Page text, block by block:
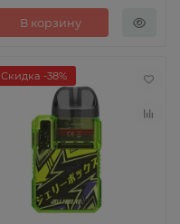
В корзину
Скидка -38%